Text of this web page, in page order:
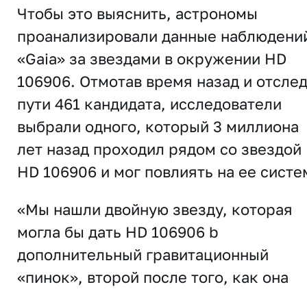
Чтобы это выяснить, астрономы
проанализировали данные
«Gaia» за звездами в окружении HD
106906. Отмотав время назад и
пути 461 кандидата, исследователи
выбрали одного, который 3 миллиона
лет назад проходил рядом со звездой
HD 106906 и мог повлиять на ее
«Мы нашли двойную звезду, которая
могла бы дать HD 106906 b
дополнительный гравитационный
«пинок», второй после того, как она